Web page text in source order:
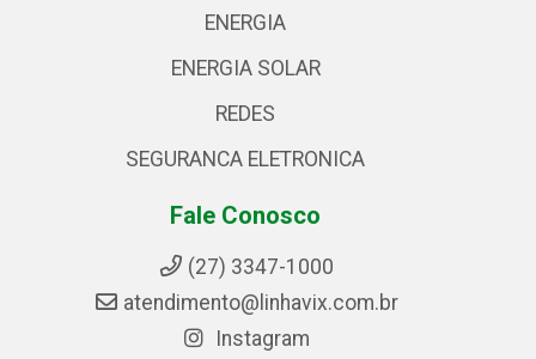
ENERGIA
ENERGIA SOLAR
REDES
SEGURANCA ELETRONICA
Fale Conosco
(27) 3347-1000
atendimento@linhavix.com.br
Instagram